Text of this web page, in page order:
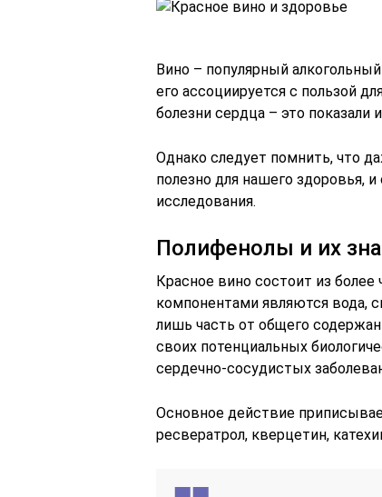
Вино – популярный
его ассоциируется с пользой
болезни сердца – это показали
Однако следует помнить, что
полезно для нашего здоровья,
исследования.
Полифенолы и их
Красное вино состоит из
компонентами являются вода,
лишь часть от общего
своих потенциальных
сердечно-сосудистых
Основное действие
ресвератрол, кверцетин,